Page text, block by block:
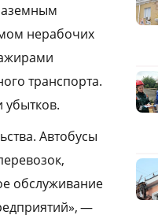
нерабочих
транспорта.
Автобусы
обслуживание
—